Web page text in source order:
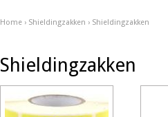
Home› Shieldingzakken › Shieldingzakken
Shieldingzakken